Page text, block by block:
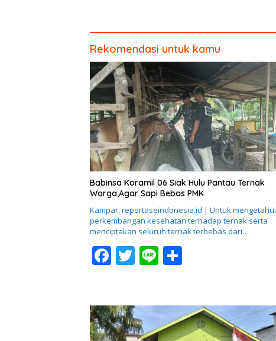
Rekomendasi untuk kamu
Babinsa Koramil 06 Siak Hulu Pantau Ternak
Warga,Agar Sapi Bebas PMK
Kampar, reportaseindonesia.id | Untuk mengetahui
perkembangan kesehatan terhadap ternak serta
menciptakan seluruh ternak terbebas dari…
F
b
o
T
er
Li
e